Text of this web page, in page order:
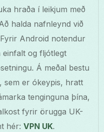
hraða í leikjum með
halda nafnleynd við
Android notendur
og fljótlegt
Á meðal bestu
sem er ókeypis, hratt
tenginguna þína,
fyrir örugga UK-
hér:VPN UK.